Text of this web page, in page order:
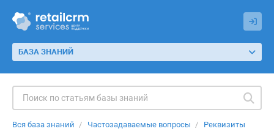
БАЗА ЗНАНИЙ
Вся база знаний Частозадаваемые вопросы Реквизиты